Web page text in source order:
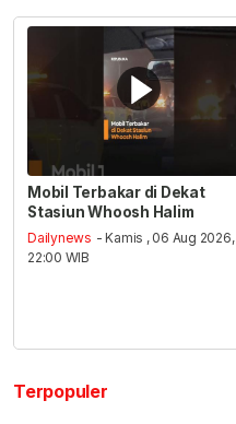
Mobil Terbakar di Dekat
Stasiun Whoosh Halim
Dailynews - Kamis , 06 Aug 2026,
22:00 WIB
Terpopuler